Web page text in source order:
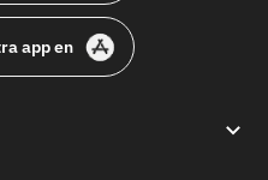
app en